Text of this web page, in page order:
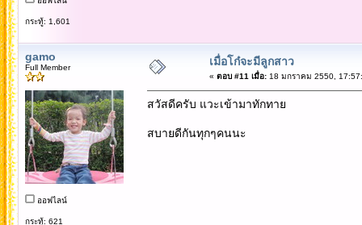
กระทู้: 1,601
gamo
Full Member
ออฟไลน์
กระทู้: 621
เมื่อโก๋จะมีลูกสาว
« ตอบ #11 เมื่อ:18 มกราคม 2550,
สวัสดีครับ แวะเข้ามาทักทาย
สบายดีกันทุกๆคนนะ